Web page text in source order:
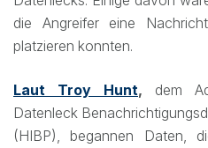
die Angreifer eine
platzieren konnten.
Laut Troy Hunt, dem
Datenleck
(HIBP), begannen Daten,